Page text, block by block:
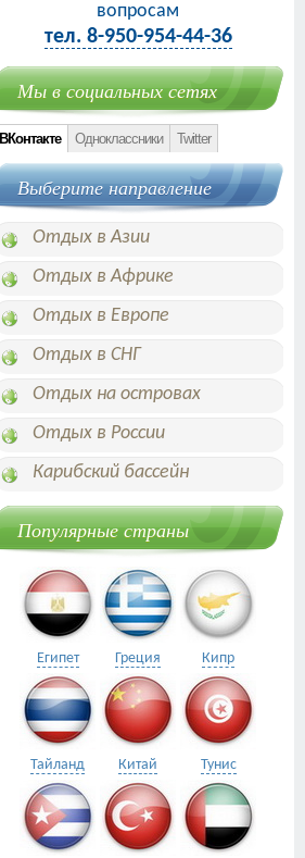
вопросам
тел. 8-950-954-44-36
Мы в социальных сетях
ВКонтакте Одноклассники Twitter
Выберите направление
Отдых в Азии
Отдых в Африке
Отдых в Европе
Отдых в СНГ
Отдых на островах
Отдых в России
Карибский бассейн
Популярные страны
Египет Греция Кипр
Тайланд Китай Тунис